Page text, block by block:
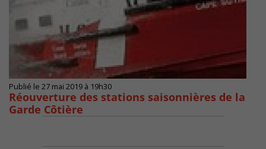
Publié le 27 mai 2019 à 19h30
Réouverture des stations saisonnières de la
Garde Côtière